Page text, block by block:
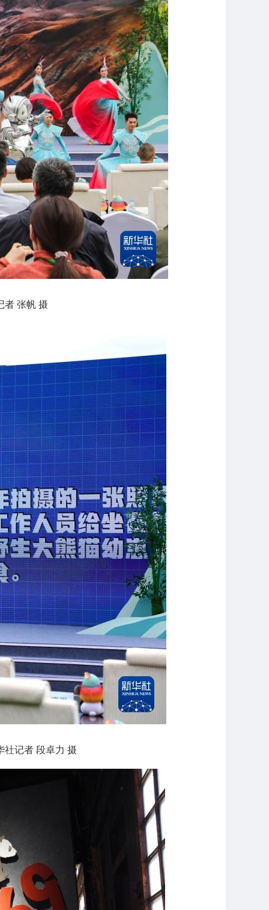
者 张帆 摄
社记者 段卓力 摄